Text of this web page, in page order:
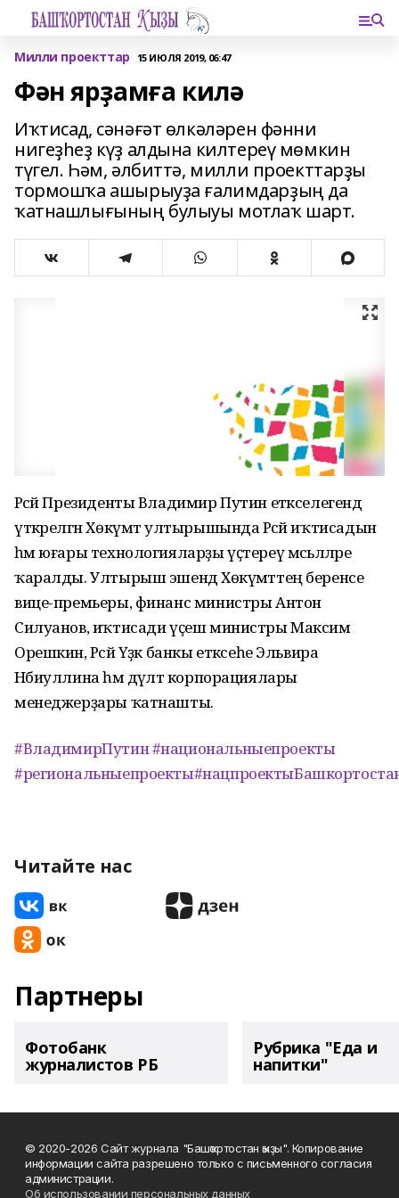
Милли проекттар 15 ИЮЛЯ 2019, 06:47
Фән ярҙамға килә
Иҡтисад, сәнәғәт өлкәләрен фәнни
нигеҙһеҙ күҙ алдына килтереү мөмкин
түгел. Һәм, әлбиттә, милли проекттарҙы
тормошҡа ашырыуҙа ғалимдарҙың да
ҡатнашлығының булыуы мотлаҡ шарт.
Рәсәй Президенты Владимир Путин етәкселегендә
үткәрелгән Хөкүмәт ултырышында Рәсәй иҡтисадын
һәм юғары технологияларҙы үҫтереү мәсьәләләре
ҡаралды. Ултырыш эшендә Хөкүмәттең беренсе
вице-премьеры, финанс министры Антон
Силуанов, иҡтисади үҫеш министры Максим
Орешкин, Рәсәй Үҙәк банкы етәксеһе Эльвира
Нәбиуллина һәм дәүләт корпорациялары
менеджерҙары ҡатнашты.
#ВладимирПутин#национальныепроекты
#региональныепроекты
Читайте нас
Партнеры
Фотобанк
журналистов РБ
Рубрика "Еда и
напитки"
© 2020-2026 Сайт журнала "Башҡортостан ҡыҙы". Копирование
информации сайта разрешено только с письменного согласия
администрации.
Об использовании персональных данных